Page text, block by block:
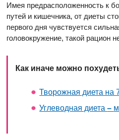
Имея предрасположенность к
путей и кишечника, от диеты
первого дня чувствуется
головокружение, такой рацион
Как иначе можно
Творожная диета на
Углеводная диета–